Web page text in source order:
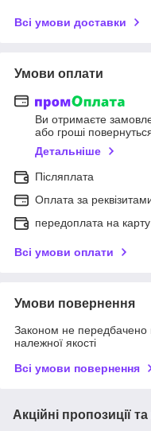
Всі умови доставки
Умови оплати
Ви отримаєте
або гроші
Детальніше
Післяплата
Оплата за
передоплата на
Всі умови оплати
Умови повернення
Законом не передбачено
належної якості
Всі умови повернення
Акційні пропозиції